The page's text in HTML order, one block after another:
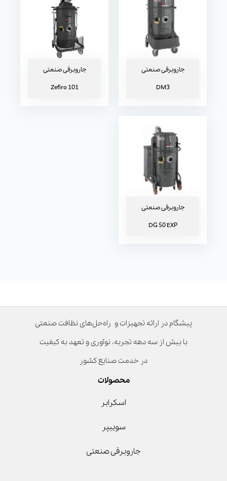
جاروبرقی صنعتی
DM3
جاروبرقی صنعتی
Zefiro 101
جاروبرقی صنعتی
DG 50 EXP
جاروبرقی صنعتی DG 50 EXP
پیشگام در ارائه تجهیزات و راه‌حل‌های نظافت صنعتی
با بیش از سه دهه تجربه، نوآوری و تعهد به کیفیت
در خدمت صنایع کشور
محصولات
اسکرابر
سوییپر
جاروبرقی صنعتی